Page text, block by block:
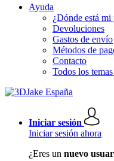
Ayuda
¿Dónde está mi
Devoluciones
Gastos de envío
Métodos de
Contacto
Todos los
Iniciar sesión
Iniciar sesión ahora
¿Eres un nuevo